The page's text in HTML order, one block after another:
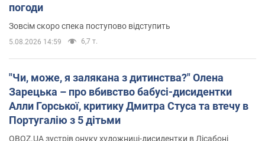
погоди
Зовсім скоро спека поступово відступить
5.08.2026 14:59 6,7 т.
"Чи, може, я залякана з дитинства?" Олена
Зарецька – про вбивство бабусі-дисидентки
Алли Горської, критику Дмитра Стуса та втечу в
Португалію з 5 дітьми
OBOZ.UA зустрів онуку художниці-дисидентки в Лісабоні